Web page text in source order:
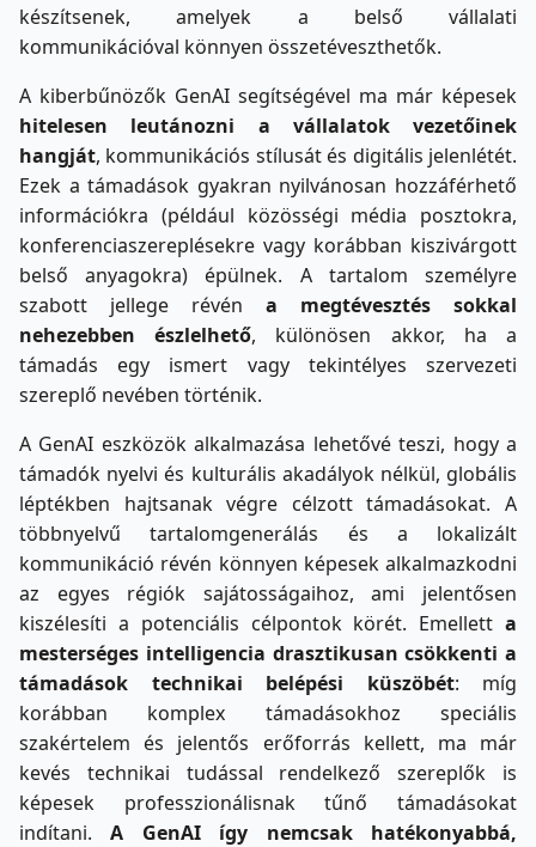
készítsenek, amelyek a belső vállalati
kommunikációval könnyen összetéveszthetők.
A kiberbűnözők GenAI segítségével ma már képesek
hitelesen leutánozni a vállalatok vezetőinek
hangját, kommunikációs stílusát és digitális jelenlétét.
Ezek a támadások gyakran nyilvánosan hozzáférhető
információkra (például közösségi média posztokra,
konferenciaszereplésekre vagy korábban kiszivárgott
belső anyagokra) épülnek. A tartalom személyre
szabott jellege révén a megtévesztés sokkal
nehezebben észlelhető, különösen akkor, ha a
támadás egy ismert vagy tekintélyes szervezeti
szereplő nevében történik.
A GenAI eszközök alkalmazása lehetővé teszi, hogy a
támadók nyelvi és kulturális akadályok nélkül, globális
léptékben hajtsanak végre célzott támadásokat. A
többnyelvű tartalomgenerálás és a lokalizált
kommunikáció révén könnyen képesek alkalmazkodni
az egyes régiók sajátosságaihoz, ami jelentősen
kiszélesíti a potenciális célpontok körét. Emellett a
mesterséges intelligencia drasztikusan csökkenti a
támadások technikai belépési küszöbét: míg
korábban komplex támadásokhoz speciális
szakértelem és jelentős erőforrás kellett, ma már
kevés technikai tudással rendelkező szereplők is
képesek professzionálisnak tűnő támadásokat
indítani.A GenAI így nemcsak hatékonyabbá,